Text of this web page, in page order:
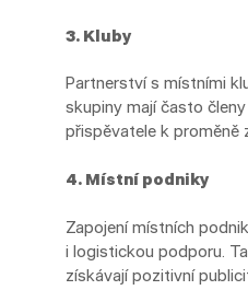
3. Kluby
Partnerství s místními
skupiny mají často
přispěvatele k proměně
4. Místní podniky
Zapojení místních
i logistickou podporu.
získávají pozitivní